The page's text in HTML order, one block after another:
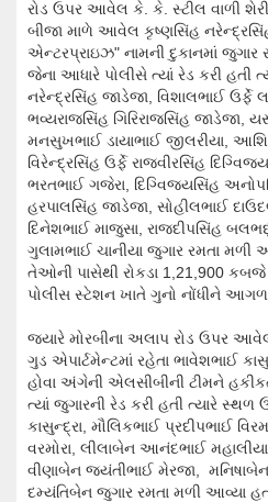
રોડ ઉપર આવેલ કે. કે. સ્ટીલ વાળી
બીજા માળે આવેલ કૃષ્ણસિંહ
એન્ટરપ્રાઇઝ" નામની દુકાનમાં જુગાર
જેના આધારે પોલીસે ત્યાં રેડ કરી હતી
નરેન્દ્રસિંહ જાડેજા, વિશાલભાઈ ઉર્ફે
ભવ્યરાજસિંહ ગિરિરાજસિંહ જાડેજા,
મનસુખભાઈ ડાયાભાઈ જીલરીયા,
વિરેન્દ્રસિંહ ઉર્ફે રાજવીરસિંહ
ભરતભાઈ ગજેરા, દિગ્વિજયસિંહ
હરપાલસિંહ જાડેજા, સોહીલભાઈ
દિનેશભાઈ માજુસા, રાજદીપસિંહ
ગુલામભાઈ ચાનીયા જુગાર રમતા મળી
તેઓની પાસેથી રોકડા 1,21,900
પોલીસ સ્ટેશન ખાતે ગુનો નોંધીને
જ્યારે મોરબીના અલાપ રોડ ઉપર આવેલ
ગુડ એપાર્ટમેન્ટમાં રહેતા ભાવેશભાઈ
હોવા અંગેની એલસીબીની ટીમને
ત્યાં જુગારની રેડ કરી હતી ત્યારે
કાસુન્દ્રા, મૌલિકભાઈ પ્રદીપભાઈ
વરમોરા, લીલાબેન આનંદભાઈ
વીણાબેન જયંતીભાઈ મેરજા,
દમ્યંતિબેન જુગાર રમતા મળી આવ્યા